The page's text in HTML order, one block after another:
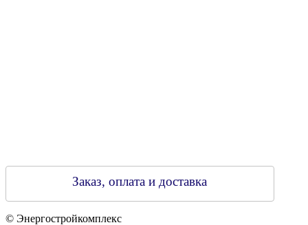
Заказ, оплата и доставка
© Энергостройкомплекс